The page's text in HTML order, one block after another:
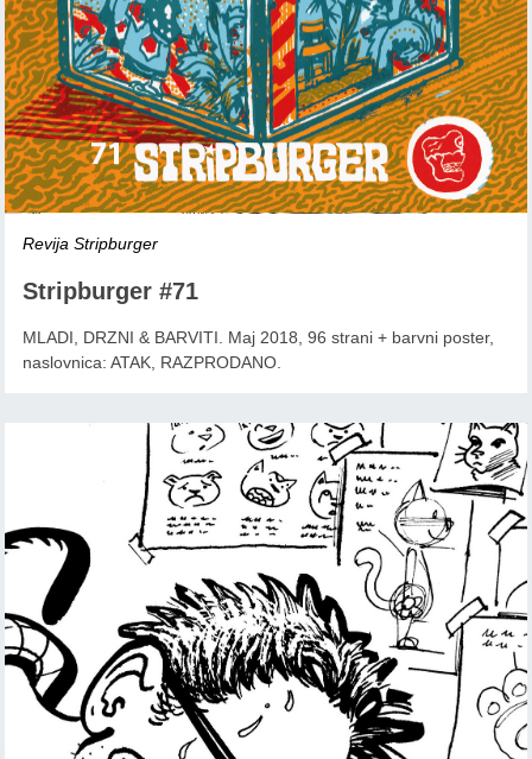
Revija Stripburger
Stripburger #71
MLADI, DRZNI & BARVITI. Maj 2018, 96 strani + barvni poster,
naslovnica: ATAK, RAZPRODANO.